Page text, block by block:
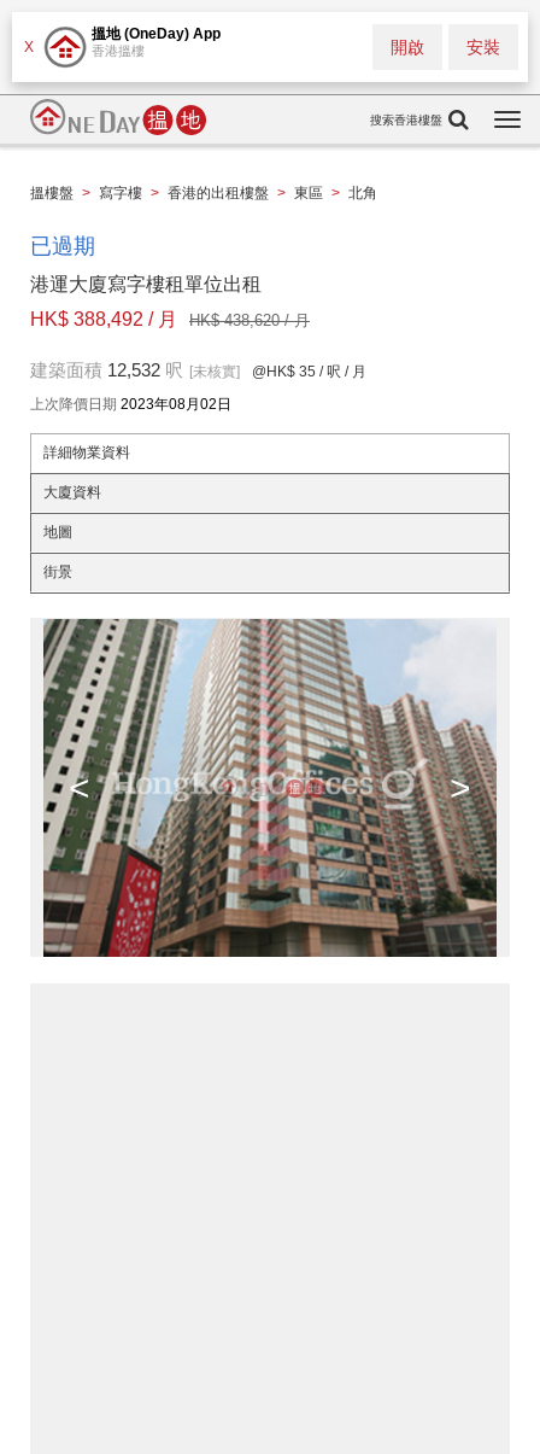
X
搵地 (OneDay) App
香港搵樓 安裝
開啟
搜索香港樓盤
搵樓盤 > 寫字樓 > 香港的出租樓盤 > 東區 > 北角
已過期
港運大廈寫字樓租單位出租
HK$ 388,492 / 月
HK$ 438,620 / 月
建築面積 12,532 呎 [未核實] @HK$ 35 / 呎 / 月
上次降價日期 2023年08月02日
詳細物業資料
大廈資料
地圖
街景
< >